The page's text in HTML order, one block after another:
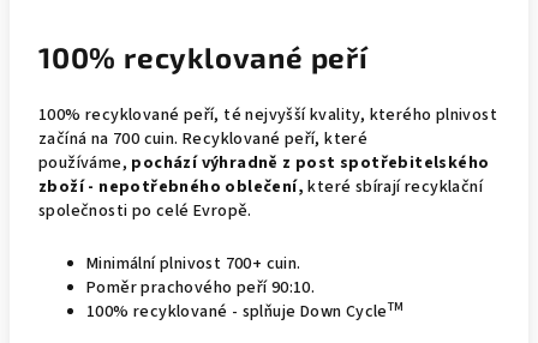
100% recyklované peří
100% recyklované peří, té nejvyšší kvality, kterého plnivost
začíná na 700 cuin. Recyklované peří, které
používáme, pochází výhradně z post spotřebitelského
zboží - nepotřebného oblečení, které sbírají recyklační
společnosti po celé Evropě.
Minimální plnivost 700+ cuin.
Poměr prachového peří 90:10.
100% recyklované - splňuje Down CycleTM